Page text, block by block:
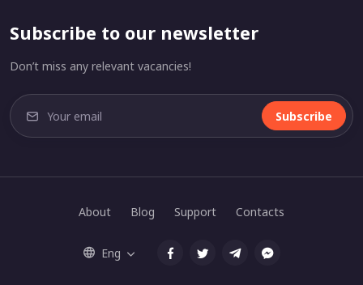
Subscribe to our newsletter
Don’t miss any relevant vacancies!
Subscribe
About Blog Support Contacts
Eng